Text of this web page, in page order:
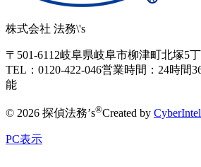
株式会社 法務\'s
〒501-6112岐阜県岐阜市柳津町北塚5
TEL：0120-422-046営業時間：24時間
能
© 2026 探偵法務’s®Created by
PC表示